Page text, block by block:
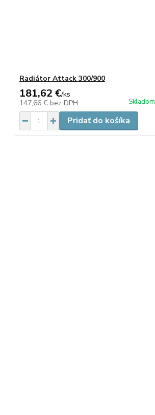
Radiátor Attack 300/900
181,62 €/ks
147,66 € bez DPH Skladom
Pridať do košíka